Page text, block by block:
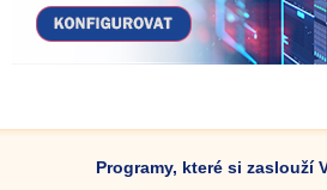
Programy, které si zaslouží